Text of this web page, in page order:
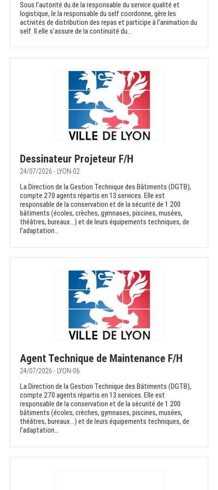
Sous l’autorité du.de la responsable du service qualité et
logistique, le.la responsable du self coordonne, gère les
activités de distribution des repas et participe à l’animation du
self. Il.elle s’assure de la continuité du...
Dessinateur Projeteur F/H
24/07/2026 - LYON-02
La Direction de la Gestion Technique des Bâtiments (DGTB),
compte 270 agents répartis en 13 services. Elle est
responsable de la conservation et de la sécurité de 1 200
bâtiments (écoles, crèches, gymnases, piscines, musées,
théâtres, bureaux…) et de leurs équipements techniques, de
l’adaptation...
Agent Technique de Maintenance F/H
24/07/2026 - LYON-06
La Direction de la Gestion Technique des Bâtiments (DGTB),
compte 270 agents répartis en 13 services. Elle est
responsable de la conservation et de la sécurité de 1 200
bâtiments (écoles, crèches, gymnases, piscines, musées,
théâtres, bureaux…) et de leurs équipements techniques, de
l’adaptation...